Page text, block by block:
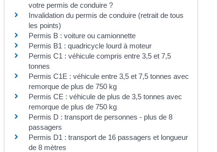
votre permis de conduire ?
Invalidation du permis de conduire (retrait de tous
les points)
Permis B : voiture ou camionnette
Permis B1 : quadricycle lourd à moteur
Permis C1 : véhicule compris entre 3,5 et 7,5
tonnes
Permis C1E : véhicule entre 3,5 et 7,5 tonnes avec
remorque de plus de 750 kg
Permis CE : véhicule de plus de 3,5 tonnes avec
remorque de plus de 750 kg
Permis D : transport de personnes - plus de 8
passagers
Permis D1 : transport de 16 passagers et longueur
de 8 mètres